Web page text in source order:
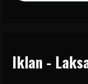
Iklan -